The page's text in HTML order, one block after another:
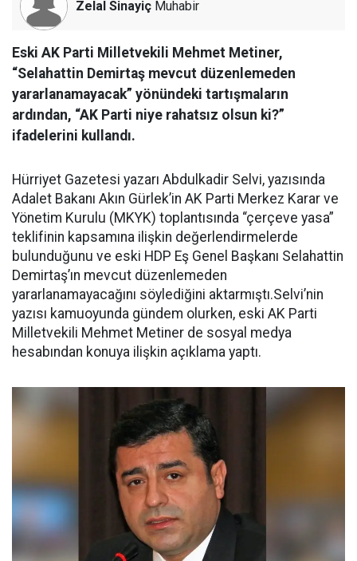
Zelal Sinayiç Muhabir
Eski AK Parti Milletvekili Mehmet Metiner,
“Selahattin Demirtaş mevcut düzenlemeden
yararlanamayacak” yönündeki tartışmaların
ardından, “AK Parti niye rahatsız olsun ki?”
ifadelerini kullandı.
Hürriyet Gazetesi yazarı Abdulkadir Selvi, yazısında
Adalet Bakanı Akın Gürlek’in AK Parti Merkez Karar ve
Yönetim Kurulu (MKYK) toplantısında “çerçeve yasa”
teklifinin kapsamına ilişkin değerlendirmelerde
bulunduğunu ve eski HDP Eş Genel Başkanı Selahattin
Demirtaş’ın mevcut düzenlemeden
yararlanamayacağını söylediğini aktarmıştı.Selvi’nin
yazısı kamuoyunda gündem olurken, eski AK Parti
Milletvekili Mehmet Metiner de sosyal medya
hesabından konuya ilişkin açıklama yaptı.